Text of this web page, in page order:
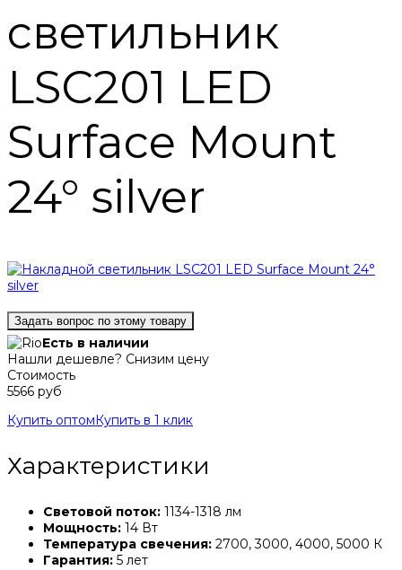
светильник
LSC201 LED
Surface Mount
24° silver
Задать вопрос по этому товару
Есть в наличии
Нашли дешевле? Снизим цену
Стоимость
5566 руб
Купить оптом Купить в 1 клик
Характеристики
Световой поток: 1134-1318 лм
Мощность: 14 Вт
Температура свечения: 2700, 3000, 4000, 5000 К
Гарантия: 5 лет